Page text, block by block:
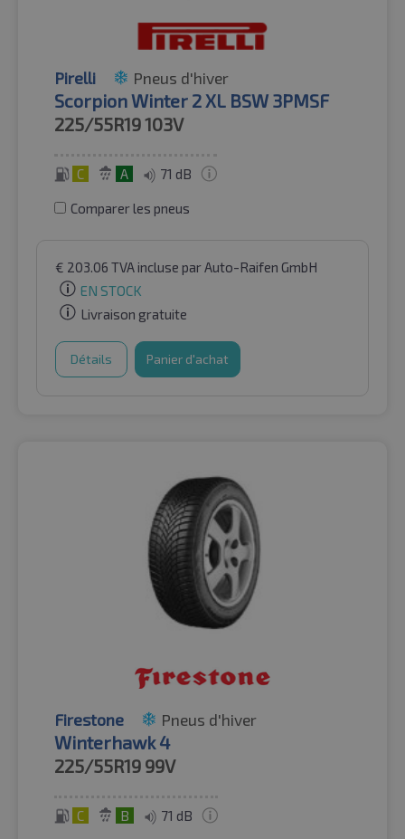
Pirelli Pneus d'hiver
Scorpion Winter 2 XL BSW 3PMSF
225/55R19103V
C A 71 dB
Comparer les pneus
€ 203.06 TVA incluse par Auto-Raifen GmbH
EN STOCK
Livraison gratuite
Détails Panier d'achat
Firestone Pneus d'hiver
Winterhawk 4
225/55R19 99V
C B 71 dB